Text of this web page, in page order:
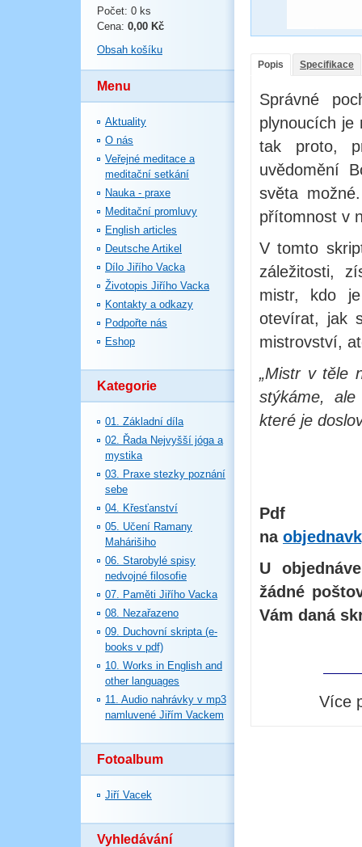
Počet: 0 ks
Cena: 0,00 Kč
Obsah košíku
Menu
Aktuality
O nás
Veřejné meditace a
meditační setkání
Nauka - praxe
Meditační promluvy
English articles
Deutsche Artikel
Dílo Jiřího Vacka
Životopis Jiřího Vacka
Kontakty a odkazy
Podpořte nás
Eshop
Kategorie
01. Základní díla
02. Řada Nejvyšší jóga a
mystika
03. Praxe stezky poznání
sebe
04. Křesťanství
05. Učení Ramany
Mahárišiho
06. Starobylé spisy
nedvojné filosofie
07. Paměti Jiřího Vacka
08. Nezařazeno
09. Duchovní skripta (e-
books v pdf)
10. Works in English and
other languages
11. Audio nahrávky v mp3
namluvené Jiřím Vackem
Fotoalbum
Jiří Vacek
Vyhledávání
Popis Specifikace
Správné
plynoucích je
tak proto,
uvědomění
světa
přítomnost v
V tomto
záležitosti,
mistr, kdo
otevírat, jak
mistrovství,
„Mistr v těle
stýkáme,
které je
Pdf
na
U
žádné
Vám daná
Více